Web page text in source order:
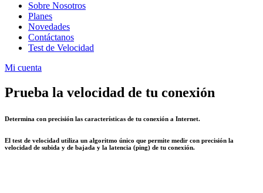
Sobre Nosotros
Planes
Novedades
Contáctanos
Test de Velocidad
Mi cuenta
Prueba la velocidad de tu conexión
Determina con precisión las características de tu conexión a Internet.
El test de velocidad utiliza un algoritmo único que permite medir con precisión la
velocidad de subida y de bajada y la latencia (ping) de tu conexión.